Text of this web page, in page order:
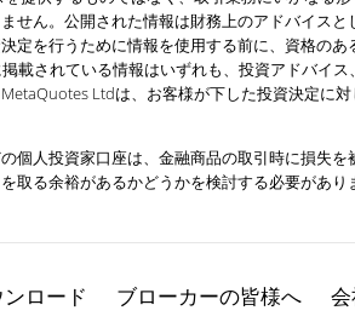
せん。公開された情報は財務上のアドバイスと
定を行うために情報を使用する前に、資格のあ
載されている情報はいずれも、投資アドバイ
Ltdは、お客様が下した投資決定に対
個人投資家口座は、金融商品の取引時に損失を
る余裕があるかどうかを検討する必要があり
ンロード ブローカーの皆様へ